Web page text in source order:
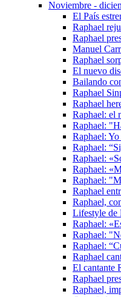
Noviembre -
El País
Raphael
Raphael
Manuel
Raphael
El nuevo
Bailando
Raphael
Raphael
Raphael: el
Raphael:
Raphael:
Raphael:
Raphael:
Raphael:
Raphael:
Raphael
Raphael,
Lifestyle de
Raphael:
Raphael:
Raphael:
Raphael
El cantante
Raphael
Raphael,